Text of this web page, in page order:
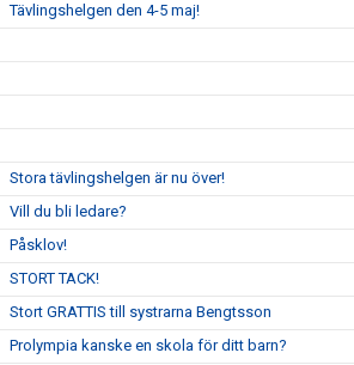
Tävlingshelgen den 4-5 maj!
Stora tävlingshelgen är nu över!
Vill du bli ledare?
Påsklov!
STORT TACK!
Stort GRATTIS till systrarna Bengtsson
Prolympia kanske en skola för ditt barn?